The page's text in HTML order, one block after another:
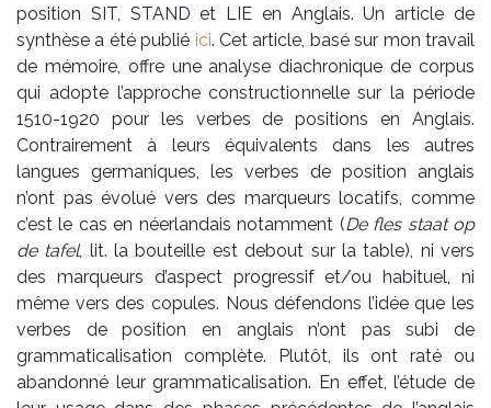
position SIT, STAND et LIE en Anglais. Un article de
synthèse a été publié ici. Cet article, basé sur mon travail
de mémoire, offre une analyse diachronique de corpus
qui adopte l’approche constructionnelle sur la période
1510-1920 pour les verbes de positions en Anglais.
Contrairement à leurs équivalents dans les autres
langues germaniques, les verbes de position anglais
n’ont pas évolué vers des marqueurs locatifs, comme
c’est le cas en néerlandais notamment (De fles staat op
de tafel, lit. la bouteille est debout sur la table), ni vers
des marqueurs d’aspect progressif et/ou habituel, ni
même vers des copules. Nous défendons l’idée que les
verbes de position en anglais n’ont pas subi de
grammaticalisation complète. Plutôt, ils ont raté ou
abandonné leur grammaticalisation. En effet, l’étude de